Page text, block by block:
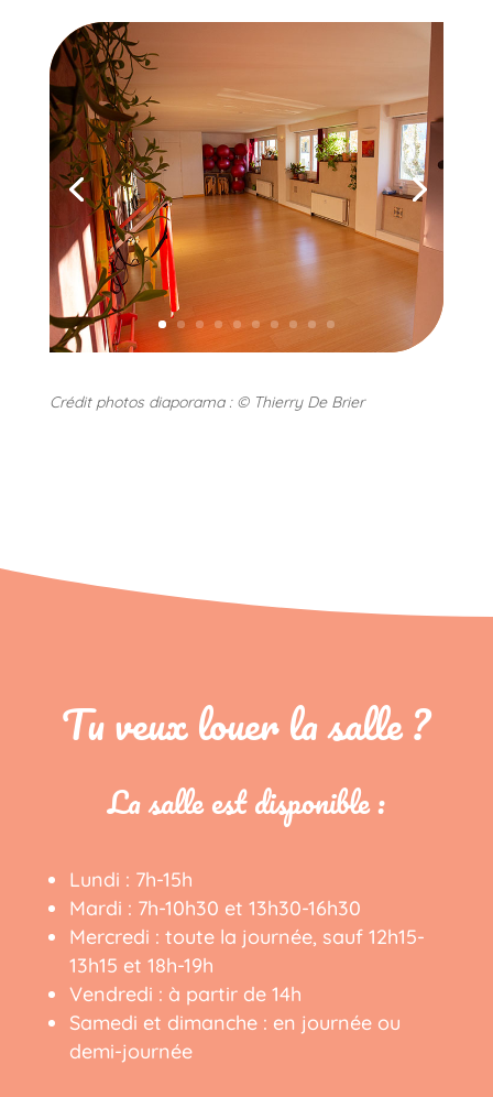
Crédit photos diaporama : © Thierry De Brier
Tu veux louer la salle ?
La salle est disponible :
Lundi : 7h-15h
Mardi : 7h-10h30 et 13h30-16h30
Mercredi : toute la journée, sauf 12h15-
13h15 et 18h-19h
Vendredi : à partir de 14h
Samedi et dimanche : en journée ou
demi-journée